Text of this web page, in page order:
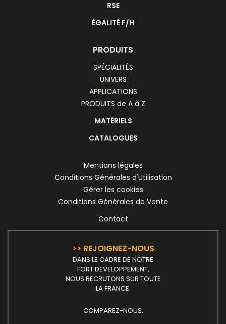
RSE
ÉGALITÉ F/H
PRODUITS
SPÉCIALITÉS
UNIVERS
APPLICATIONS
PRODUITS de A à Z
MATÉRIELS
CATALOGUES
Mentions légales
Conditions Générales d'Utilisation
Gérer les cookies
Conditions Générales de Vente
Contact
>> REJOIGNEZ-NOUS
DANS LE CADRE DE NOTRE
FORT DEVELOPPEMENT,
NOUS RECRUTONS SUR TOUTE
LA FRANCE.
COMPAREZ-NOUS.